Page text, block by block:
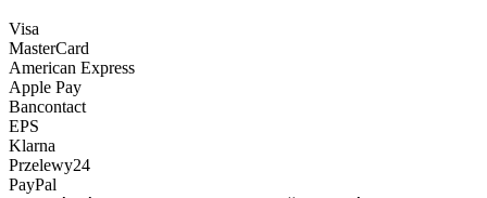
Visa
MasterCard
American Express
Apple Pay
Bancontact
EPS
Klarna
Przelewy24
PayPal